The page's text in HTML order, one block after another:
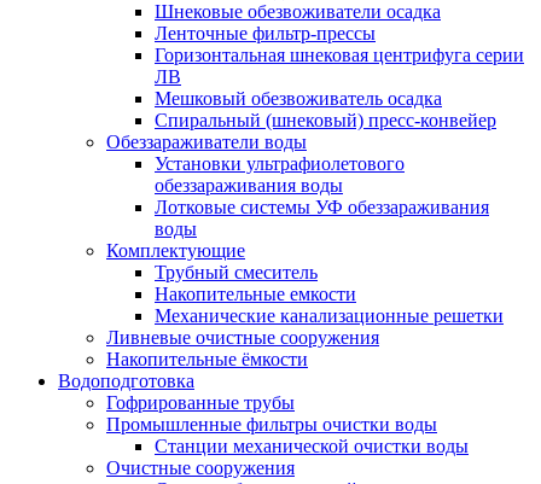
Шнековые обезвоживатели осадка
Ленточные фильтр-прессы
Горизонтальная шнековая центрифуга серии
ЛВ
Мешковый обезвоживатель осадка
Спиральный (шнековый) пресс-конвейер
Обеззараживатели воды
Установки ультрафиолетового
обеззараживания воды
Лотковые системы УФ обеззараживания
воды
Комплектующие
Трубный смеситель
Накопительные емкости
Механические канализационные решетки
Ливневые очистные сооружения
Накопительные ёмкости
Водоподготовка
Гофрированные трубы
Промышленные фильтры очистки воды
Станции механической очистки воды
Очистные сооружения